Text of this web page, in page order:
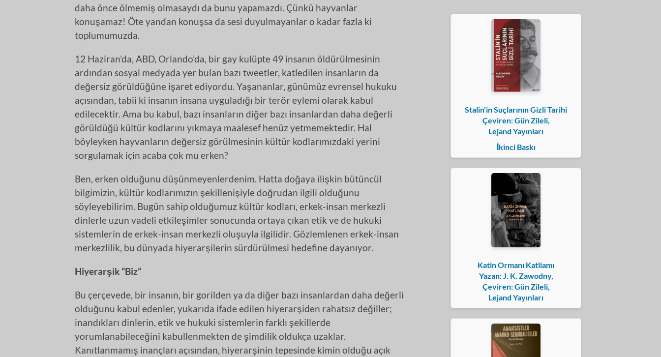
daha önce ölmemiş olmasaydı da bunu yapamazdı. Çünkü hayvanlar
konuşamaz! Öte yandan konuşsa da sesi duyulmayanlar o kadar fazla ki
toplumumuzda.
12 Haziran’da, ABD, Orlando’da, bir gay kulüpte 49 insanın öldürülmesinin
ardından sosyal medyada yer bulan bazı tweetler, katledilen insanların da
değersiz görüldüğüne işaret ediyordu. Yaşananlar, günümüz evrensel hukuku
açısından, tabii ki insanın insana uyguladığı bir terör eylemi olarak kabul
edilecektir. Ama bu kabul, bazı insanların diğer bazı insanlardan daha değerli
görüldüğü kültür kodlarını yıkmaya maalesef henüz yetmemektedir. Hal
böyleyken hayvanların değersiz görülmesinin kültür kodlarımızdaki yerini
sorgulamak için acaba çok mu erken?
Ben, erken olduğunu düşünmeyenlerdenim. Hatta doğaya ilişkin bütüncül
bilgimizin, kültür kodlarımızın şekillenişiyle doğrudan ilgili olduğunu
söyleyebilirim. Bugün sahip olduğumuz kültür kodları, erkek-insan merkezli
dinlerle uzun vadeli etkileşimler sonucunda ortaya çıkan etik ve de hukuki
sistemlerin de erkek-insan merkezli oluşuyla ilgilidir. Gözlemlenen erkek-insan
merkezlilik, bu dünyada hiyerarşilerin sürdürülmesi hedefine dayanıyor.
Hiyerarşik “Biz”
Bu çerçevede, bir insanın, bir gorilden ya da diğer bazı insanlardan daha değerli
olduğunu kabul edenler, yukarıda ifade edilen hiyerarşiden rahatsız değiller;
inandıkları dinlerin, etik ve hukuki sistemlerin farklı şekillerde
yorumlanabileceğini kabullenmekten de şimdilik oldukça uzaklar.
Kanıtlanmamış inançları açısından, hiyerarşinin tepesinde kimin olduğu açık
Stalin'in Suçlarının Gizli Tarihi
Çeviren: Gün Zileli,
Lejand Yayınları
İkinci Baskı
Katin Ormanı Katliamı
Yazan: J. K. Zawodny,
Çeviren: Gün Zileli,
Lejand Yayınları